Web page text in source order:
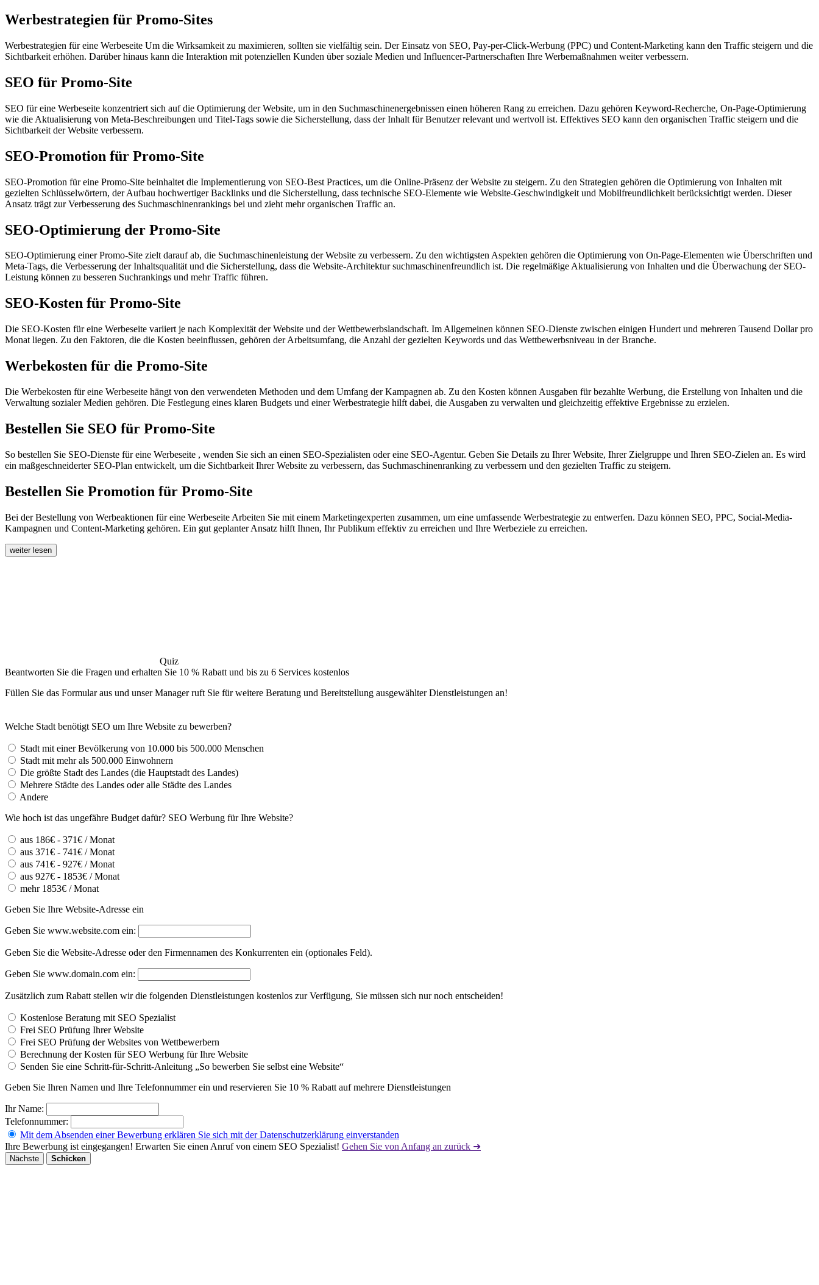
Werbestrategien für Promo-Sites
Werbestrategien für eine Werbeseite Um die Wirksamkeit zu maximieren, sollten sie vielfältig sein. Der Einsatz von SEO, Pay-per-Click-Werbung (PPC) und Content-Marketing kann den Traffic steigern und die
Sichtbarkeit erhöhen. Darüber hinaus kann die Interaktion mit potenziellen Kunden über soziale Medien und Influencer-Partnerschaften Ihre Werbemaßnahmen weiter verbessern.
SEO für Promo-Site
SEO für eine Werbeseite konzentriert sich auf die Optimierung der Website, um in den Suchmaschinenergebnissen einen höheren Rang zu erreichen. Dazu gehören Keyword-Recherche, On-Page-Optimierung
wie die Aktualisierung von Meta-Beschreibungen und Titel-Tags sowie die Sicherstellung, dass der Inhalt für Benutzer relevant und wertvoll ist. Effektives SEO kann den organischen Traffic steigern und die
Sichtbarkeit der Website verbessern.
SEO-Promotion für Promo-Site
SEO-Promotion für eine Promo-Site beinhaltet die Implementierung von SEO-Best Practices, um die Online-Präsenz der Website zu steigern. Zu den Strategien gehören die Optimierung von Inhalten mit
gezielten Schlüsselwörtern, der Aufbau hochwertiger Backlinks und die Sicherstellung, dass technische SEO-Elemente wie Website-Geschwindigkeit und Mobilfreundlichkeit berücksichtigt werden. Dieser
Ansatz trägt zur Verbesserung des Suchmaschinenrankings bei und zieht mehr organischen Traffic an.
SEO-Optimierung der Promo-Site
SEO-Optimierung einer Promo-Site zielt darauf ab, die Suchmaschinenleistung der Website zu verbessern. Zu den wichtigsten Aspekten gehören die Optimierung von On-Page-Elementen wie Überschriften und
Meta-Tags, die Verbesserung der Inhaltsqualität und die Sicherstellung, dass die Website-Architektur suchmaschinenfreundlich ist. Die regelmäßige Aktualisierung von Inhalten und die Überwachung der SEO-
Leistung können zu besseren Suchrankings und mehr Traffic führen.
SEO-Kosten für Promo-Site
Die SEO-Kosten für eine Werbeseite variiert je nach Komplexität der Website und der Wettbewerbslandschaft. Im Allgemeinen können SEO-Dienste zwischen einigen Hundert und mehreren Tausend Dollar pro
Monat liegen. Zu den Faktoren, die die Kosten beeinflussen, gehören der Arbeitsumfang, die Anzahl der gezielten Keywords und das Wettbewerbsniveau in der Branche.
Werbekosten für die Promo-Site
Die Werbekosten für eine Werbeseite hängt von den verwendeten Methoden und dem Umfang der Kampagnen ab. Zu den Kosten können Ausgaben für bezahlte Werbung, die Erstellung von Inhalten und die
Verwaltung sozialer Medien gehören. Die Festlegung eines klaren Budgets und einer Werbestrategie hilft dabei, die Ausgaben zu verwalten und gleichzeitig effektive Ergebnisse zu erzielen.
Bestellen Sie SEO für Promo-Site
So bestellen Sie SEO-Dienste für eine Werbeseite , wenden Sie sich an einen SEO-Spezialisten oder eine SEO-Agentur. Geben Sie Details zu Ihrer Website, Ihrer Zielgruppe und Ihren SEO-Zielen an. Es wird
ein maßgeschneiderter SEO-Plan entwickelt, um die Sichtbarkeit Ihrer Website zu verbessern, das Suchmaschinenranking zu verbessern und den gezielten Traffic zu steigern.
Bestellen Sie Promotion für Promo-Site
Bei der Bestellung von Werbeaktionen für eine Werbeseite Arbeiten Sie mit einem Marketingexperten zusammen, um eine umfassende Werbestrategie zu entwerfen. Dazu können SEO, PPC, Social-Media-
Kampagnen und Content-Marketing gehören. Ein gut geplanter Ansatz hilft Ihnen, Ihr Publikum effektiv zu erreichen und Ihre Werbeziele zu erreichen.
weiter lesen
Quiz
Beantworten Sie die Fragen und erhalten Sie 10 % Rabatt und bis zu 6 Services kostenlos
Füllen Sie das Formular aus und unser Manager ruft Sie für weitere Beratung und Bereitstellung ausgewählter Dienstleistungen an!
Welche Stadt benötigt SEO um Ihre Website zu bewerben?
Stadt mit einer Bevölkerung von 10.000 bis 500.000 Menschen
Stadt mit mehr als 500.000 Einwohnern
Die größte Stadt des Landes (die Hauptstadt des Landes)
Mehrere Städte des Landes oder alle Städte des Landes
Andere
Wie hoch ist das ungefähre Budget dafür? SEO Werbung für Ihre Website?
aus 186€ - 371€ / Monat
aus 371€ - 741€ / Monat
aus 741€ - 927€ / Monat
aus 927€ - 1853€ / Monat
mehr 1853€ / Monat
Geben Sie Ihre Website-Adresse ein
Geben Sie www.website.com ein:
Geben Sie die Website-Adresse oder den Firmennamen des Konkurrenten ein (optionales Feld).
Geben Sie www.domain.com ein:
Zusätzlich zum Rabatt stellen wir die folgenden Dienstleistungen kostenlos zur Verfügung, Sie müssen sich nur noch entscheiden!
Kostenlose Beratung mit SEO Spezialist
Frei SEO Prüfung Ihrer Website
Frei SEO Prüfung der Websites von Wettbewerbern
Berechnung der Kosten für SEO Werbung für Ihre Website
Senden Sie eine Schritt-für-Schritt-Anleitung „So bewerben Sie selbst eine Website“
Geben Sie Ihren Namen und Ihre Telefonnummer ein und reservieren Sie 10 % Rabatt auf mehrere Dienstleistungen
Ihr Name:
Telefonnummer:
Mit dem Absenden einer Bewerbung erklären Sie sich mit der Datenschutzerklärung einverstanden
Ihre Bewerbung ist eingegangen! Erwarten Sie einen Anruf von einem SEO Spezialist! Gehen Sie von Anfang an zurück ➜
Nächste Schicken